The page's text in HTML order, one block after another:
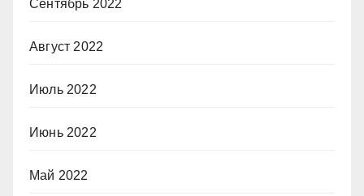
Сентябрь 2022
Август 2022
Июль 2022
Июнь 2022
Май 2022